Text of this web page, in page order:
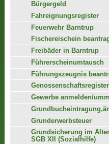
Bürgergeld
Fahreignungsregister
Feuerwehr Barntrup
Fischereischein
Freibäder in Barntrup
Führerscheinumtausch
Führungszeugnis
Genossenschaftsregister
Gewerbe anmelden/
Grunderwerbsteuer
Grundsicherung im
SGB XII (Sozialhilfe)